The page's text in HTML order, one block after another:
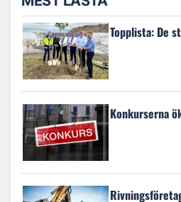
Topplista: De
Konkurserna